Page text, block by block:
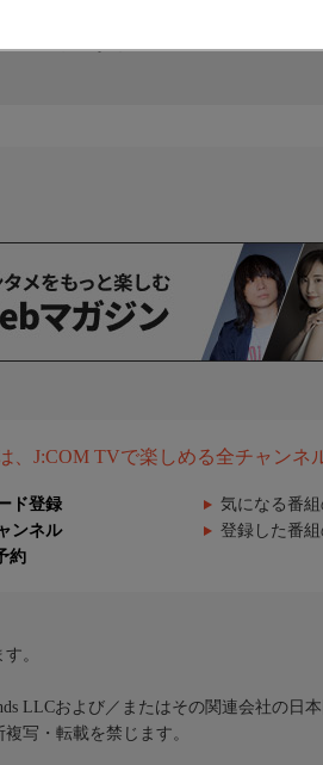
、J:COM TVで楽しめる全チャンネ
ド登録 気になる番
ンネル 登録した番
約
。
LLCおよび／またはその関連会社の日
写・転載を禁じます。